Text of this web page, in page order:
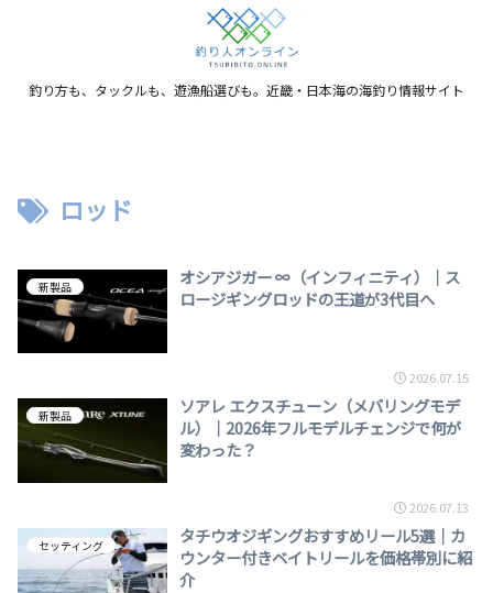
釣り方も、タックルも、遊漁船選びも。近畿・日本海の海釣り情報サイト
ロッド
新製品
オシアジガー ∞（インフィニティ）｜ス
ロージギングロッドの王道が3代目へ
2026.07.15
新製品
ソアレ エクスチューン（メバリングモデ
ル）｜2026年フルモデルチェンジで何が
変わった？
2026.07.13
セッティング
タチウオジギングおすすめリール5選｜カ
ウンター付きベイトリールを価格帯別に紹
介